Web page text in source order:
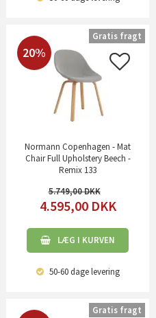
20%
Normann Copenhagen - Mat
Chair Full Upholstery Beech -
Remix 133
5.749,00
4.595,00 DKK
LÆG I KURVEN
50-60 dagelevering
Gratis fragt
Gratis fragt